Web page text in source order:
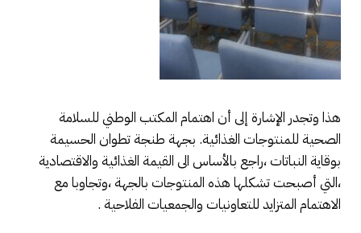
هذا وتجدر الإشارة إلى أن اهتمام المكتب الوطني للسلامة
الصحية للمنتوجات الغذائية. بجهة طنجة تطوان الحسيمة
بوقاية النباتات ،راجع بالأساس الى القيمة الغذائية والاقتصادية
،التي أصبحت تشكلها هذه المنتوجات بالجهة ،وتجاوبا مع
الاهتمام المتزايد للتعاونيات والجمعيات الفلاحية .